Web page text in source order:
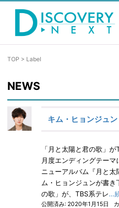
TOP > Label
NEWS
キム・ヒョンジュ
「月と太陽と君の歌」
月度エンディングテー
ニューアルバム『月と
ム・ヒョンジュンが書
の歌」が、TBS系テレ…
公開済み: 2020年1月15日